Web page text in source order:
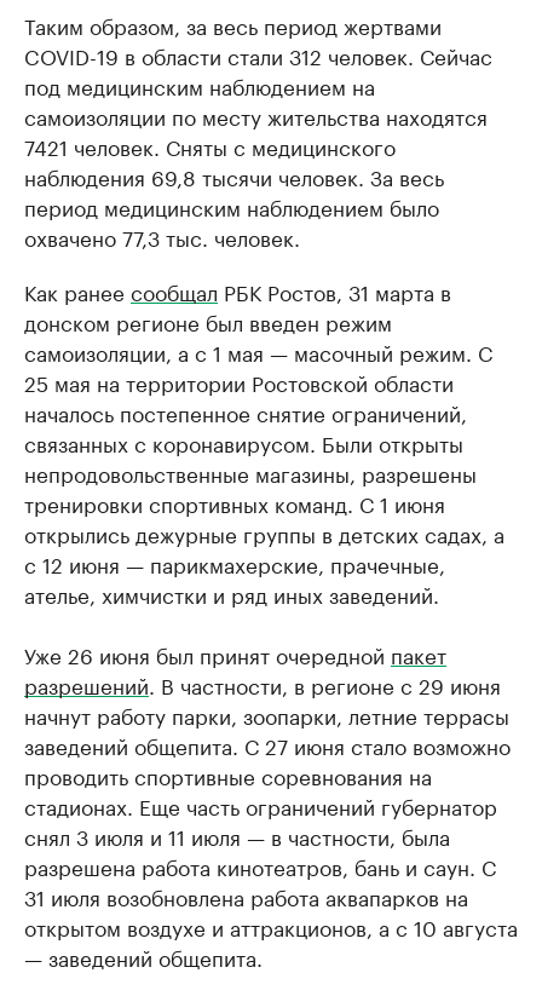
Таким образом, за весь период жертвами
COVID-19 в области стали 312 человек. Сейчас
под медицинским наблюдением на
самоизоляции по месту жительства находятся
7421 человек. Сняты с медицинского
наблюдения 69,8 тысячи человек. За весь
период медицинским наблюдением было
охвачено 77,3 тыс. человек.
Как ранее сообщал РБК Ростов, 31 марта в
донском регионе был введен режим
самоизоляции, а с 1 мая — масочный режим. С
25 мая на территории Ростовской области
началось постепенное снятие ограничений,
связанных с коронавирусом. Были открыты
непродовольственные магазины, разрешены
тренировки спортивных команд. С 1 июня
открылись дежурные группы в детских садах, а
с 12 июня — парикмахерские, прачечные,
ателье, химчистки и ряд иных заведений.
Уже 26 июня был принят очередной пакет
разрешений. В частности, в регионе с 29 июня
начнут работу парки, зоопарки, летние террасы
заведений общепита. С 27 июня стало возможно
проводить спортивные соревнования на
стадионах. Еще часть ограничений губернатор
снял 3 июля и 11 июля — в частности, была
разрешена работа кинотеатров, бань и саун. С
31 июля возобновлена работа аквапарков на
открытом воздухе и аттракционов, а с 10 августа
— заведений общепита.